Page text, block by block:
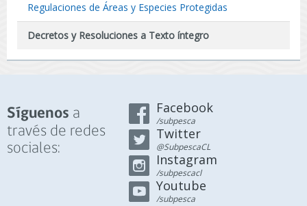
Regulaciones de Áreas y Especies Protegidas
Decretos y Resoluciones a Texto íntegro
Síguenos a
través de redes
sociales:
Facebook
/subpesca
Twitter
@SubpescaCL
Instagram
/subpescacl
Youtube
/subpesca